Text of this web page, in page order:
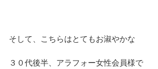
そして、こちらはとてもお淑やかな
３０代後半、アラフォー女性会員様で